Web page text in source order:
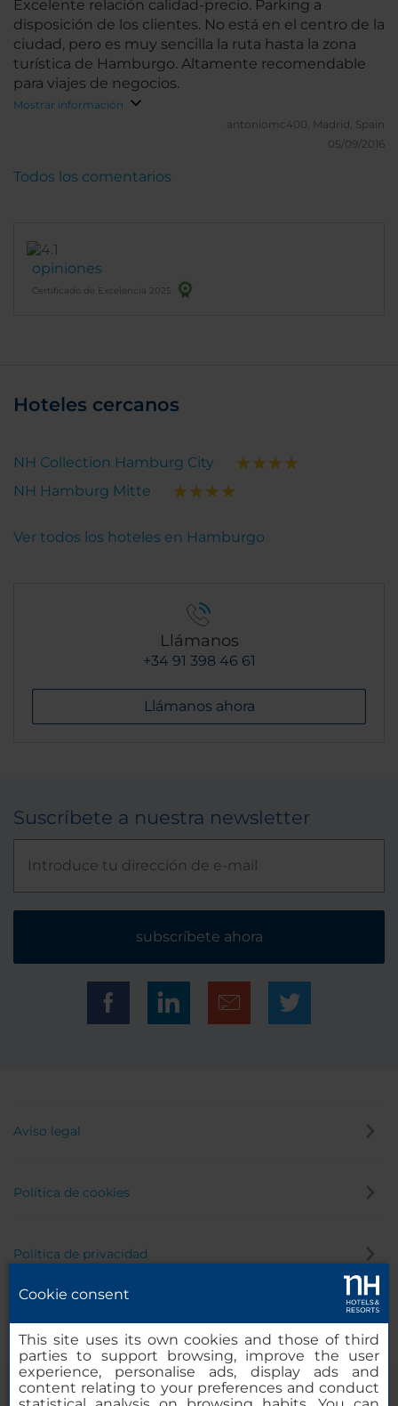
Excelente relación calidad-precio. Parking a
disposición de los clientes. No está en el centro de la
ciudad, pero es muy sencilla la ruta hasta la zona
turística de Hamburgo. Altamente recomendable
para viajes de negocios.
Mostrar información
antoniomc400. Madrid, Spain
05/09/2016
opiniones
Certificado de Excelencia 2025
Todos los comentarios
Hoteles cercanos
NH Collection Hamburg City
NH Hamburg Mitte
Ver todos los hoteles en Hamburgo
Llámanos
+34 91 398 46 61
Llámanos ahora
Suscríbete a nuestra newsletter
subscríbete ahora
Aviso legal
Política de cookies
Política de privacidad
Cookie consent
This site uses its own cookies and those of third
parties to support browsing, improve the user
experience, personalise ads, display ads and
content relating to your preferences and conduct